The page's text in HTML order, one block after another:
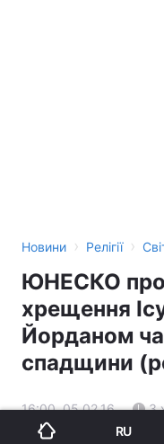
Новини › Релігії ›
ЮНЕСКО
хрещення
Йорданом
спадщини
16:00, 05.02.16 3
RU